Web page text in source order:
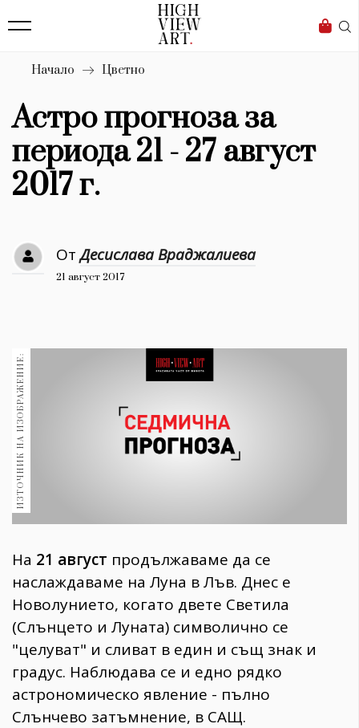
Бизнес
Мода
Dialogue
Изкуство
4340
Дизайн
Книги
30+
Гурме 1710
Пътувай
Здраве
Gentlemen
382
Wellness
1817
ПОСЛЕДВАЙТЕ
НИ
Начало Цветно
Астро прогноза за
периода 21 - 27 август
2017 г.
ОтДесислава Враджалиева
21 август 2017
ИЗТОЧНИК НА ИЗОБРАЖЕНИЕ:
На 21 август продължаваме да се
наслаждаваме на Луна в Лъв. Днес е
Новолунието, когато двете Светила
(Слънцето и Луната) символично се
"целуват" и сливат в един и същ знак и
градус. Наблюдава се и едно рядко
астрономическо явление - пълно
Слънчево затъмнение, в САЩ.